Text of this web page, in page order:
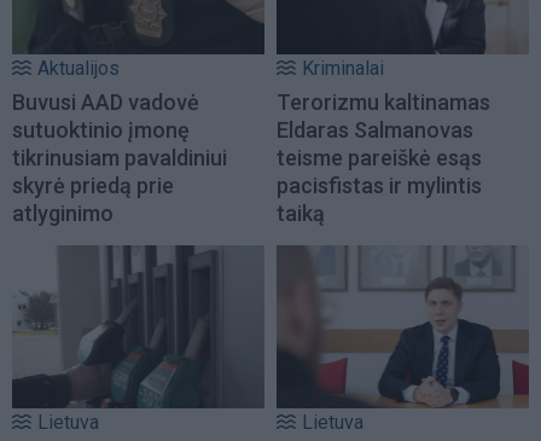
Aktualijos
Buvusi AAD vadovė
sutuoktinio įmonę
tikrinusiam pavaldiniui
skyrė priedą prie
atlyginimo
Kriminalai
Terorizmu kaltinamas
Eldaras Salmanovas
teisme pareiškė esąs
pacisfistas ir mylintis
taiką
Lietuva Lietuva